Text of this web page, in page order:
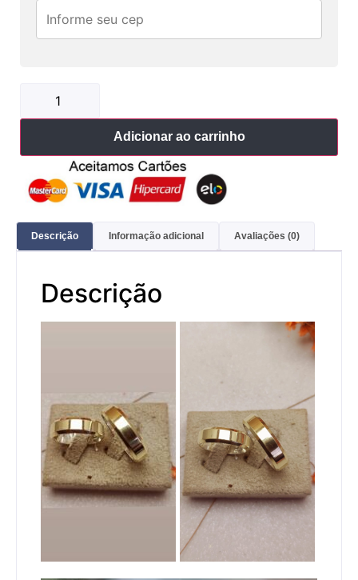
Adicionar ao carrinho
Descrição Informação adicional Avaliações (0)
Descrição